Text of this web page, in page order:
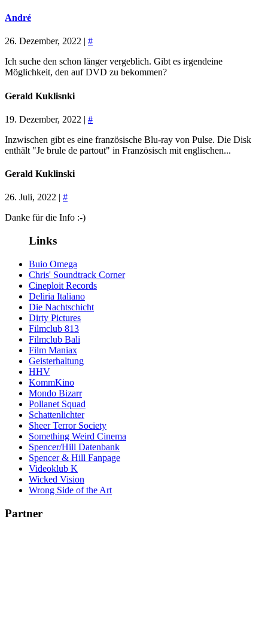
André
26. Dezember, 2022 | #
Ich suche den schon länger vergeblich. Gibt es irgendeine
Möglichkeit, den auf DVD zu bekommen?
Gerald Kuklisnki
19. Dezember, 2022 | #
Inzwischen gibt es eine französische Blu-ray von Pulse. Die Disk
enthält "Je brule de partout" in Französisch mit englischen...
Gerald Kuklinski
26. Juli, 2022 | #
Danke für die Info :-)
Links
Buio Omega
Chris' Soundtrack Corner
Cineploit Records
Deliria Italiano
Die Nachtschicht
Dirty Pictures
Filmclub 813
Filmclub Bali
Film Maniax
Geisterhaltung
HHV
KommKino
Mondo Bizarr
Pollanet Squad
Schattenlichter
Sheer Terror Society
Something Weird Cinema
Spencer/Hill Datenbank
Spencer & Hill Fanpage
Videoklub K
Wicked Vision
Wrong Side of the Art
Partner